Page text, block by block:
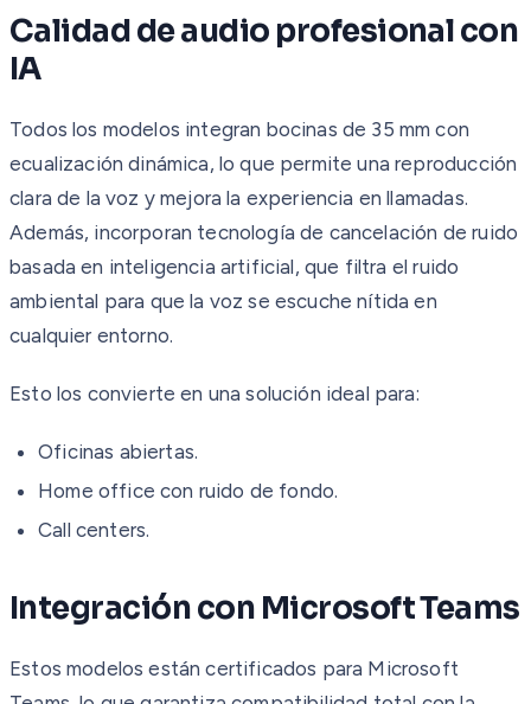
Calidad de audio profesional con
IA
Todos los modelos integran bocinas de 35 mm con
ecualización dinámica, lo que permite una reproducción
clara de la voz y mejora la experiencia en llamadas.
Además, incorporan tecnología de cancelación de ruido
basada en inteligencia artificial, que filtra el ruido
ambiental para que la voz se escuche nítida en
cualquier entorno.
Esto los convierte en una solución ideal para:
Oficinas abiertas.
Home office con ruido de fondo.
Call centers.
Integración con Microsoft Teams
Estos modelos están certificados para Microsoft